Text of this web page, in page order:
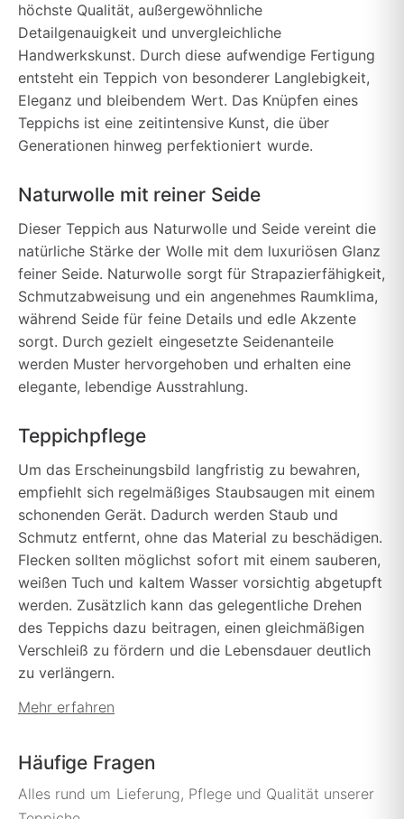
höchste Qualität, außergewöhnliche
Detailgenauigkeit und unvergleichliche
Handwerkskunst. Durch diese aufwendige Fertigung
entsteht ein Teppich von besonderer Langlebigkeit,
Eleganz und bleibendem Wert. Das Knüpfen eines
Teppichs ist eine zeitintensive Kunst, die über
Generationen hinweg perfektioniert wurde.
Naturwolle mit reiner Seide
Dieser Teppich aus Naturwolle und Seide vereint die
natürliche Stärke der Wolle mit dem luxuriösen Glanz
feiner Seide. Naturwolle sorgt für Strapazierfähigkeit,
Schmutzabweisung und ein angenehmes Raumklima,
während Seide für feine Details und edle Akzente
sorgt. Durch gezielt eingesetzte Seidenanteile
werden Muster hervorgehoben und erhalten eine
elegante, lebendige Ausstrahlung.
Teppichpflege
Um das Erscheinungsbild langfristig zu bewahren,
empfiehlt sich regelmäßiges Staubsaugen mit einem
schonenden Gerät. Dadurch werden Staub und
Schmutz entfernt, ohne das Material zu beschädigen.
Flecken sollten möglichst sofort mit einem sauberen,
weißen Tuch und kaltem Wasser vorsichtig abgetupft
werden. Zusätzlich kann das gelegentliche Drehen
des Teppichs dazu beitragen, einen gleichmäßigen
Verschleiß zu fördern und die Lebensdauer deutlich
zu verlängern.
Mehr erfahren
Häufige Fragen
Alles rund um Lieferung, Pflege und Qualität unserer